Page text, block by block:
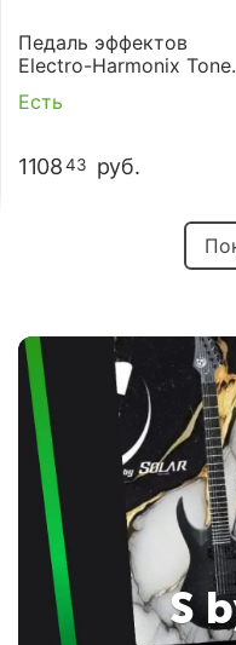
Педаль эффектов
Electro-Harmonix Tone
Tattoo
Есть
1108 43 руб.
S